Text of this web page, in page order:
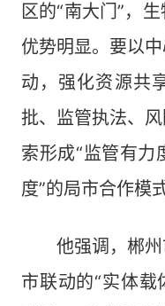
区的“南大门”，
优势明显。要以
动，强化资源共
批、监管执法、
索形成“监管有力
度”的局市合作模式
他强调，郴州
市联动的“实体载